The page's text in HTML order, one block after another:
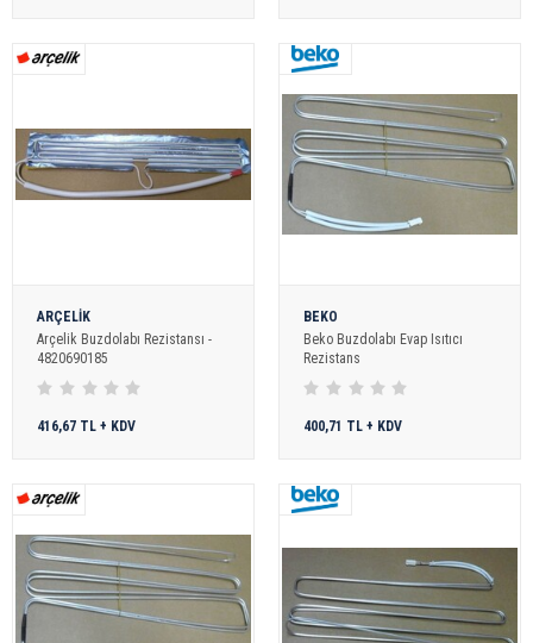
ARÇELİK
Arçelik Buzdolabı Rezistansı -
4820690185
416,67 TL + KDV
BEKO
Beko Buzdolabı Evap Isıtıcı
Rezistans
400,71 TL + KDV